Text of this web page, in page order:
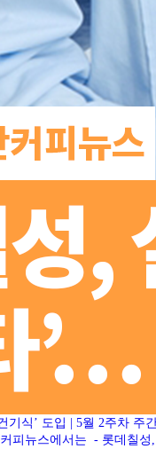
기식’ 도입 | 5월 2주차 주
피뉴스에서는 - 롯데칠